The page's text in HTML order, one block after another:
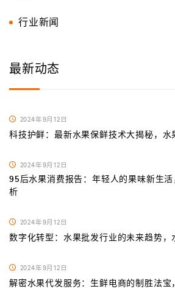
行业新闻
最新动态
2024年9月12日
科技护鲜：最新水果保鲜技术大揭秘，水
2024年9月12日
95后水果消费报告：年轻人的果味新生
析
2024年9月12日
数字化转型：水果批发行业的未来趋势，
2024年9月12日
解密水果代发服务：生鲜电商的制胜法宝